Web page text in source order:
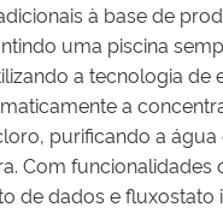
à base de
uma piscina
a tecnologia de
a
purificando a água
Com funcionalidades
de dados e fluxostato